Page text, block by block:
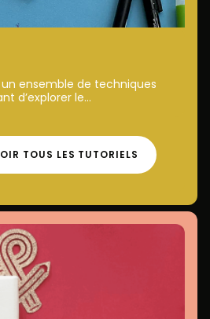
ensemble de techniques
d’explorer le...
TOUS LES TUTORIELS